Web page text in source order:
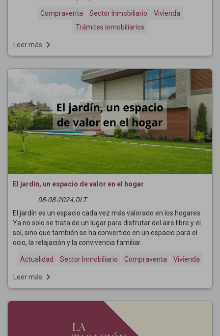
Compraventa Sector Inmobiliario
Vivienda
Trámites inmobiliarios
Leer más navigate_next
El jardín, un espacio de valor en el hogar
08-08-2024,DLT
El jardín es un espacio cada vez más valorado en los hogares.
Ya no solo se trata de un lugar para disfrutar del aire libre y el
sol, sino que también se ha convertido en un espacio para el
ocio, la relajación y la convivencia familiar.
Actualidad Sector Inmobiliario Compraventa Vivienda
Leer más navigate_next